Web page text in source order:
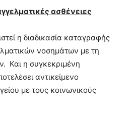
ασθένειες
η διαδικασία καταγραφής
νοσημάτων με τη
Και η συγκεκριμένη
αντικείμενο
με τους κοινωνικούς